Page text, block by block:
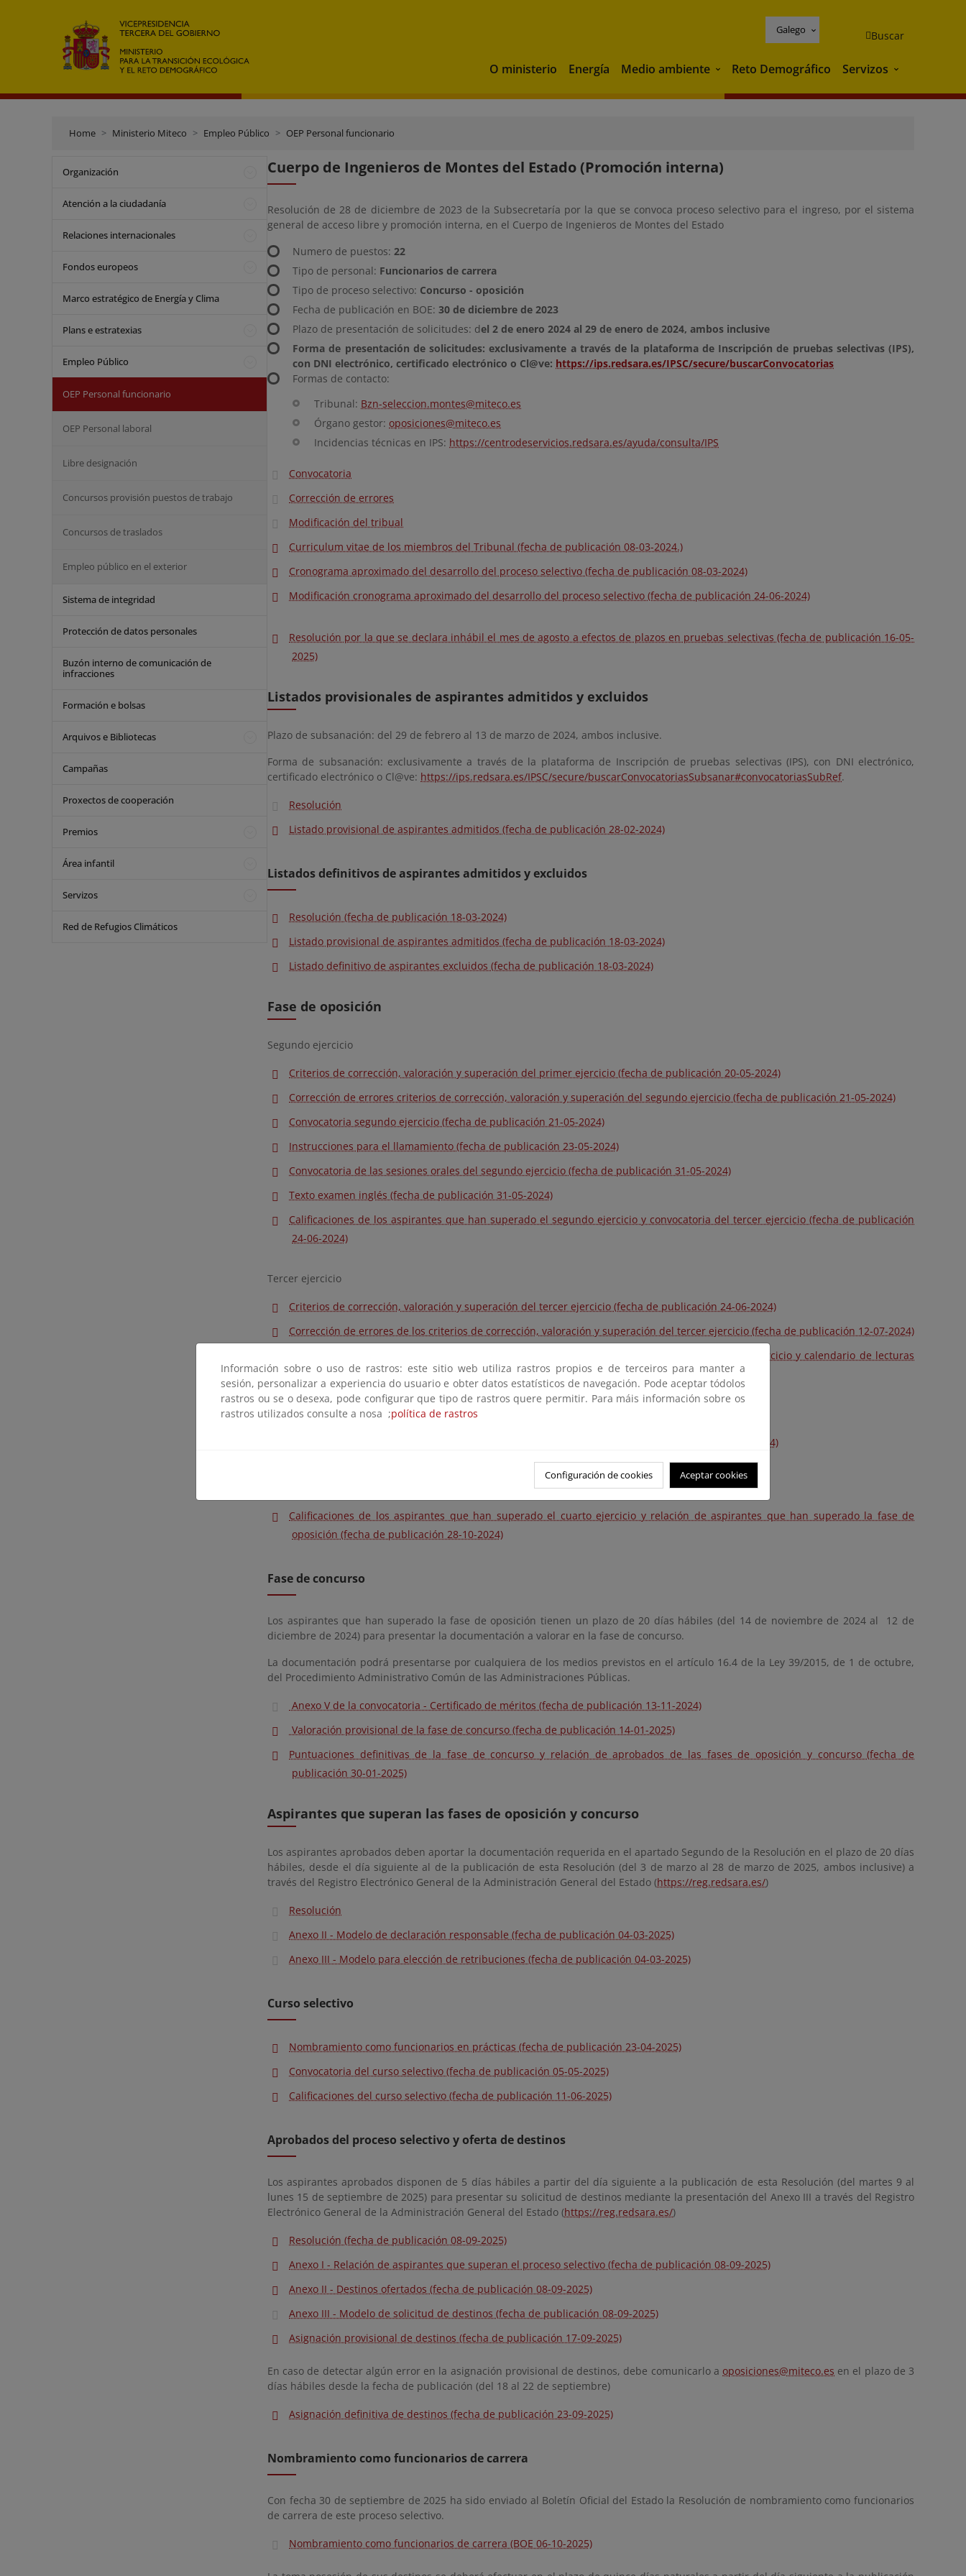
Galego Buscar
O ministerio Energía Medio ambiente Medio ambiente
Reto Demográfico Servizos Servizos
Home Ministerio Miteco Empleo Público OEP Personal funcionario
Organización
Atención a la ciudadanía
Relaciones internacionales
Fondos europeos
Marco estratégico de Energía y Clima
Plans e estratexias
Empleo Público
OEP Personal funcionario
OEP Personal laboral
Libre designación
Concursos provisión puestos de trabajo
Concursos de traslados
Empleo público en el exterior
Sistema de integridad
Protección de datos personales
Buzón interno de comunicación de
infracciones
Formación e bolsas
Arquivos e Bibliotecas
Campañas
Proxectos de cooperación
Premios
Área infantil
Servizos
Red de Refugios Climáticos
Cuerpo de Ingenieros de Montes del Estado (Promoción interna)
Resolución de 28 de diciembre de 2023 de la Subsecretaría por la que se convoca proceso selectivo para el ingreso, por el sistema
general de acceso libre y promoción interna, en el Cuerpo de Ingenieros de Montes del Estado
Numero de puestos: 22
Tipo de personal: Funcionarios de carrera
Tipo de proceso selectivo: Concurso - oposición
Fecha de publicación en BOE: 30 de diciembre de 2023
Plazo de presentación de solicitudes: del 2 de enero 2024 al 29 de enero de 2024, ambos inclusive
Forma de presentación de solicitudes: exclusivamente a través de la plataforma de Inscripción de pruebas selectivas (IPS),
con DNI electrónico, certificado electrónico o Cl@ve: https://ips.redsara.es/IPSC/secure/buscarConvocatorias
Formas de contacto:
Tribunal: Bzn-seleccion.montes@miteco.es
Órgano gestor: oposiciones@miteco.es
Incidencias técnicas en IPS: https://centrodeservicios.redsara.es/ayuda/consulta/IPS
Convocatoria
Corrección de errores
Modificación del tribual
Curriculum vitae de los miembros del Tribunal (fecha de publicación 08-03-2024.)
Cronograma aproximado del desarrollo del proceso selectivo (fecha de publicación 08-03-2024)
Modificación cronograma aproximado del desarrollo del proceso selectivo (fecha de publicación 24-06-2024)
Resolución por la que se declara inhábil el mes de agosto a efectos de plazos en pruebas selectivas (fecha de publicación 16-05-
2025)
Listados provisionales de aspirantes admitidos y excluidos
Plazo de subsanación: del 29 de febrero al 13 de marzo de 2024, ambos inclusive.
Forma de subsanación: exclusivamente a través de la plataforma de Inscripción de pruebas selectivas (IPS), con DNI electrónico,
certificado electrónico o Cl@ve: https://ips.redsara.es/IPSC/secure/buscarConvocatoriasSubsanar#convocatoriasSubRef.
Resolución
Listado provisional de aspirantes admitidos (fecha de publicación 28-02-2024)
Listados definitivos de aspirantes admitidos y excluidos
Resolución (fecha de publicación 18-03-2024)
Listado provisional de aspirantes admitidos (fecha de publicación 18-03-2024)
Listado definitivo de aspirantes excluidos (fecha de publicación 18-03-2024)
Fase de oposición
Segundo ejercicio
Criterios de corrección, valoración y superación del primer ejercicio (fecha de publicación 20-05-2024)
Corrección de errores criterios de corrección, valoración y superación del segundo ejercicio (fecha de publicación 21-05-2024)
Convocatoria segundo ejercicio (fecha de publicación 21-05-2024)
Instrucciones para el llamamiento (fecha de publicación 23-05-2024)
Convocatoria de las sesiones orales del segundo ejercicio (fecha de publicación 31-05-2024)
Texto examen inglés (fecha de publicación 31-05-2024)
Calificaciones de los aspirantes que han superado el segundo ejercicio y convocatoria del tercer ejercicio (fecha de publicación
24-06-2024)
Tercer ejercicio
Criterios de corrección, valoración y superación del tercer ejercicio (fecha de publicación 24-06-2024)
Corrección de errores de los criterios de corrección, valoración y superación del tercer ejercicio (fecha de publicación 12-07-2024)
Calificaciones de los aspirantes que han superado el tercer ejercicio, convocatoria del cuarto ejercicio y calendario de lecturas
(fecha de publicación 20-09-2024)
Cuarto ejercicio
Criterios de corrección, valoración y superación del cuarto ejercicio (fecha de publicación 01-10-2024)
Supuesto práctico opción A (fecha de publicación 16-10-2024)
Supuesto práctico opción B (fecha de publicación 16-10-2024)
Calificaciones de los aspirantes que han superado el cuarto ejercicio y relación de aspirantes que han superado la fase de
oposición (fecha de publicación 28-10-2024)
Fase de concurso
Los aspirantes que han superado la fase de oposición tienen un plazo de 20 días hábiles (del 14 de noviembre de 2024 al 12 de
diciembre de 2024) para presentar la documentación a valorar en la fase de concurso.
La documentación podrá presentarse por cualquiera de los medios previstos en el artículo 16.4 de la Ley 39/2015, de 1 de octubre,
del Procedimiento Administrativo Común de las Administraciones Públicas.
Anexo V de la convocatoria - Certificado de méritos (fecha de publicación 13-11-2024)
Valoración provisional de la fase de concurso (fecha de publicación 14-01-2025)
Puntuaciones definitivas de la fase de concurso y relación de aprobados de las fases de oposición y concurso (fecha de
publicación 30-01-2025)
Aspirantes que superan las fases de oposición y concurso
Los aspirantes aprobados deben aportar la documentación requerida en el apartado Segundo de la Resolución en el plazo de 20 días
hábiles, desde el día siguiente al de la publicación de esta Resolución (del 3 de marzo al 28 de marzo de 2025, ambos inclusive) a
través del Registro Electrónico General de la Administración General del Estado (https://reg.redsara.es/)
Resolución
Anexo II - Modelo de declaración responsable (fecha de publicación 04-03-2025)
Anexo III - Modelo para elección de retribuciones (fecha de publicación 04-03-2025)
Curso selectivo
Nombramiento como funcionarios en prácticas (fecha de publicación 23-04-2025)
Convocatoria del curso selectivo (fecha de publicación 05-05-2025)
Calificaciones del curso selectivo (fecha de publicación 11-06-2025)
Aprobados del proceso selectivo y oferta de destinos
Los aspirantes aprobados disponen de 5 días hábiles a partir del día siguiente a la publicación de esta Resolución (del martes 9 al
lunes 15 de septiembre de 2025) para presentar su solicitud de destinos mediante la presentación del Anexo III a través del Registro
Electrónico General de la Administración General del Estado (https://reg.redsara.es/)
Resolución (fecha de publicación 08-09-2025)
Anexo I - Relación de aspirantes que superan el proceso selectivo (fecha de publicación 08-09-2025)
Anexo II - Destinos ofertados (fecha de publicación 08-09-2025)
Anexo III - Modelo de solicitud de destinos (fecha de publicación 08-09-2025)
Asignación provisional de destinos (fecha de publicación 17-09-2025)
En caso de detectar algún error en la asignación provisional de destinos, debe comunicarlo a oposiciones@miteco.es en el plazo de 3
días hábiles desde la fecha de publicación (del 18 al 22 de septiembre)
Asignación definitiva de destinos (fecha de publicación 23-09-2025)
Nombramiento como funcionarios de carrera
Con fecha 30 de septiembre de 2025 ha sido enviado al Boletín Oficial del Estado la Resolución de nombramiento como funcionarios
de carrera de este proceso selectivo.
Nombramiento como funcionarios de carrera (BOE 06-10-2025)
Información sobre o uso de rastros: este sitio web utiliza rastros propios e de terceiros para manter a
sesión, personalizar a experiencia do usuario e obter datos estatísticos de navegación. Pode aceptar tódolos
rastros ou se o desexa, pode configurar que tipo de rastros quere permitir. Para máis información sobre os
rastros utilizados consulte a nosa ;política de rastros
Configuración de cookies Aceptar cookies